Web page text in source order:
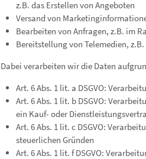
z.B. das Erstellen von Angeboten
Versand von
Bearbeiten von Anfragen, z.B. im
Bereitstellung von Telemedien,
Dabei verarbeiten wir die Daten
Art. 6 Abs. 1 lit. a DSGVO:
Art. 6 Abs. 1 lit. b DSGVO:
ein Kauf- oder
Art. 6 Abs. 1 lit. c DSGVO:
steuerlichen Gründen
Art. 6 Abs. 1 lit. f DSGVO: